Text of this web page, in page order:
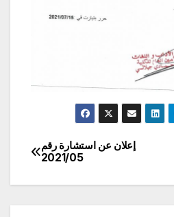
إعلان عن استشارة رقم
2021/05